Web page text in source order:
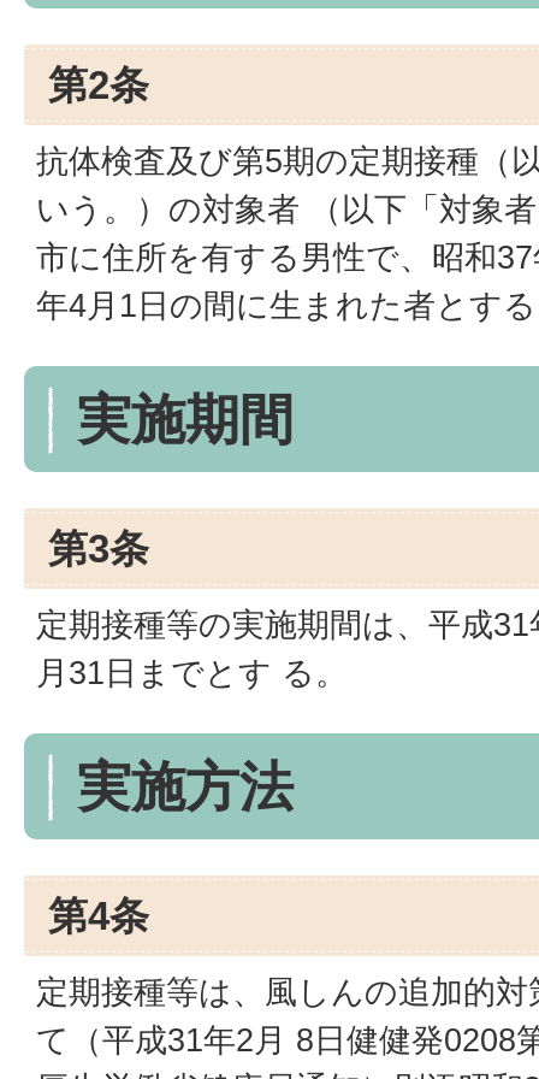
第2条
抗体検査及び第5期の定期接種（
いう。）の対象者 （以下「対象
市に住所を有する男性で、昭和
年4月1日の間に生まれた者とす
実施期間
第3条
定期接種等の実施期間は、平成
月31日までとす る。
実施方法
第4条
定期接種等は、風しんの追加的
て（平成31年2月 8日健健発0208